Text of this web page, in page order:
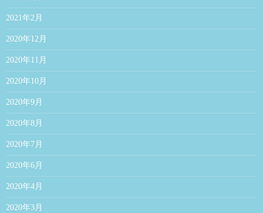
2021年2月
2020年12月
2020年11月
2020年10月
2020年9月
2020年8月
2020年7月
2020年6月
2020年4月
2020年3月